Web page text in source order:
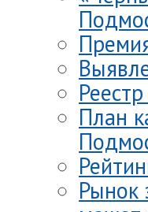
План
Рынок